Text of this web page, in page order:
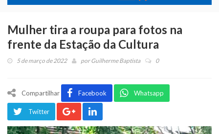
Mulher tira a roupa para fotos na
frente da Estação da Cultura
5 de março de 2022 porGuilherme Baptista 0
Compartilhar Facebook Whatsapp
Twitter